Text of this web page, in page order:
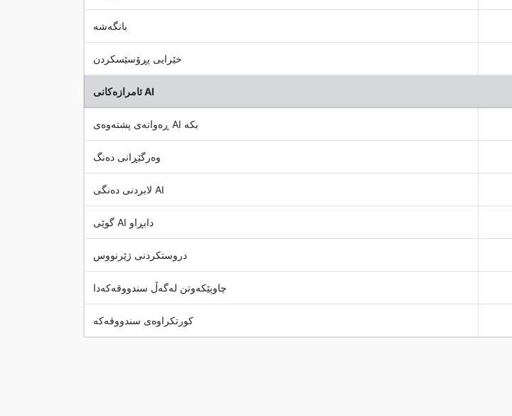
بانگەشە
خێرایی پڕۆسێسکردن
ئامرازەکانی AI
ڕەوانەی پشتەوەی AI بکە
وەرگێڕانی دەنگ
لابردنی دەنگی AI
گوێی AI دابڕاو
دروستکردنی ژێرنووس
چاوپێکەوتن لەگەڵ سندووقەکەدا
کورتکراوەی سندووقەکە